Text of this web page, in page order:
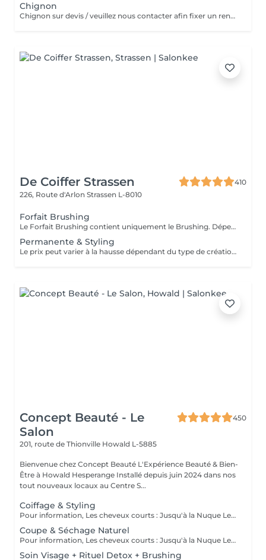
Chignon
Chignon sur devis / veuillez nous contacter afin fixer un rendez-vous
De Coiffer Strassen
410
226, Route d'Arlon Strassen L-8010
Forfait Brushing
Le Forfait Brushing contient uniquement le Brushing. Dépendant de la longueur des cheveux, le prix peut varier. En cas de questions veuillez appeler au +352 26 31 07 11.
Permanente & Styling
Le prix peut varier à la hausse dépendant du type de création finalement réalisée.
Concept Beauté - Le
Salon
450
201, route de Thionville Howald L-5885
Bienvenue chez Concept Beauté L'Expérience Beauté & Bien-
Être à Howald Hesperange Installé depuis juin 2024 dans nos
tout nouveaux locaux au Centre S...
Coiffage & Styling
Pour information, Les cheveux courts : Jusqu'à la Nuque Les cheveux mi-longs : Jusqu'à l'épaule Les cheveux longs : En dessous de l'épaule Un supplément sera demandé pour les cheveux très longs, (jusqu'au milieu du dos)
Coupe & Séchage Naturel
Pour information, Les cheveux courts : Jusqu'à la Nuque Les cheveux mi-longs : Jusqu'à l'épaule Les cheveux longs : En dessous de l'épaule Un supplément sera demandé pour les cheveux très long, (jusqu'au milieu du dos)
Soin Visage + Rituel Detox + Brushing